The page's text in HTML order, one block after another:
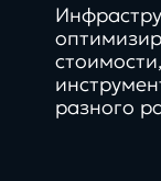
разного